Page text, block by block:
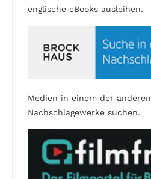
englische eBooks ausleihen.
Medien in einem der anderen
Nachschlagewerke suchen.